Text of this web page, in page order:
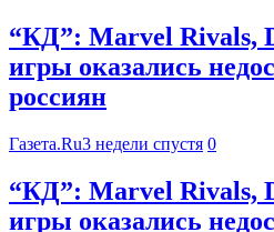
“КД”: Marvel Rivals,
игры оказались
россиян
Газета.Ru3 недели спустя 0
“КД”: Marvel Rivals,
игры оказались